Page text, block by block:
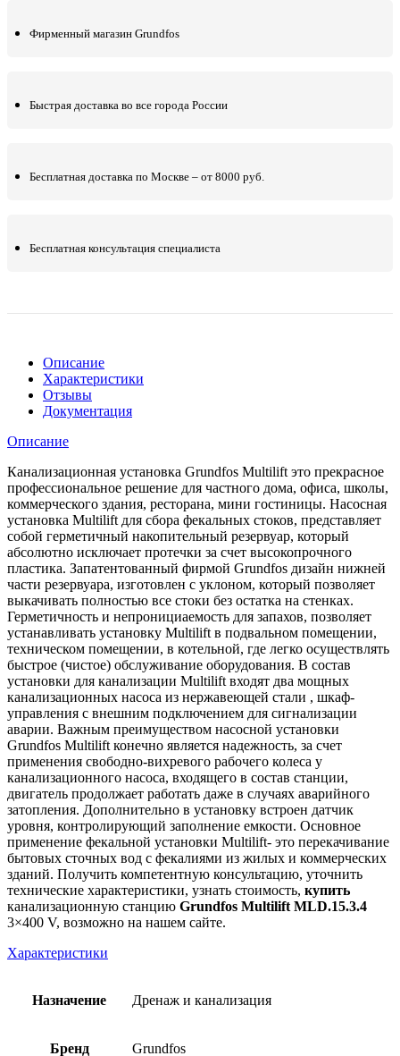
Фирменный магазин Grundfos
Быстрая доставка во все города России
Бесплатная доставка по Москве – от 8000 руб.
Бесплатная консультация специалиста
Описание
Характеристики
Отзывы
Документация
Описание
Канализационная установка Grundfos Multilift это прекрасное
профессиональное решение для частного дома, офиса, школы,
коммерческого здания, ресторана, мини гостиницы. Насосная
установка Multilift для сбора фекальных стоков, представляет
собой герметичный накопительный резервуар, который
абсолютно исключает протечки за счет высокопрочного
пластика. Запатентованный фирмой Grundfos дизайн нижней
части резервуара, изготовлен с уклоном, который позволяет
выкачивать полностью все стоки без остатка на стенках.
Герметичность и непронициаемость для запахов, позволяет
устанавливать установку Multilift в подвальном помещении,
техническом помещении, в котельной, где легко осуществлять
быстрое (чистое) обслуживание оборудования. В состав
установки для канализации Multilift входят два мощных
канализационных насоса из нержавеющей стали , шкаф-
управления с внешним подключением для сигнализации
аварии. Важным преимуществом насосной установки
Grundfos Multilift конечно является надежность, за счет
применения свободно-вихревого рабочего колеса у
канализационного насоса, входящего в состав станции,
двигатель продолжает работать даже в случаях аварийного
затопления. Дополнительно в установку встроен датчик
уровня, контролирующий заполнение емкости. Основное
применение фекальной установки Multilift- это перекачивание
бытовых сточных вод с фекалиями из жилых и коммерческих
зданий. Получить компетентную консультацию, уточнить
технические характеристики, узнать стоимость, купить
канализационную станцию Grundfos Multilift MLD.15.3.4
3×400 V, возможно на нашем сайте.
Характеристики
Назначение Дренаж и канализация
Бренд Grundfos